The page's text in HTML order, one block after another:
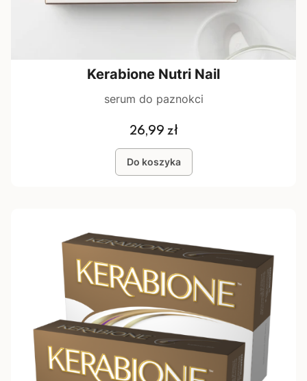
Kerabione Nutri Nail
serum do paznokci
Cena
26,99 zł
Do koszyka